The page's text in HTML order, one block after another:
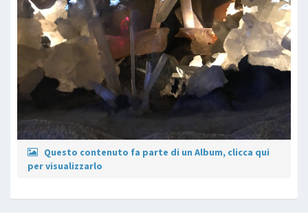
Questo contenuto fa parte di un Album, clicca qui
per visualizzarlo